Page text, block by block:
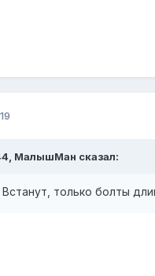
МалышМан сказал:
только болты